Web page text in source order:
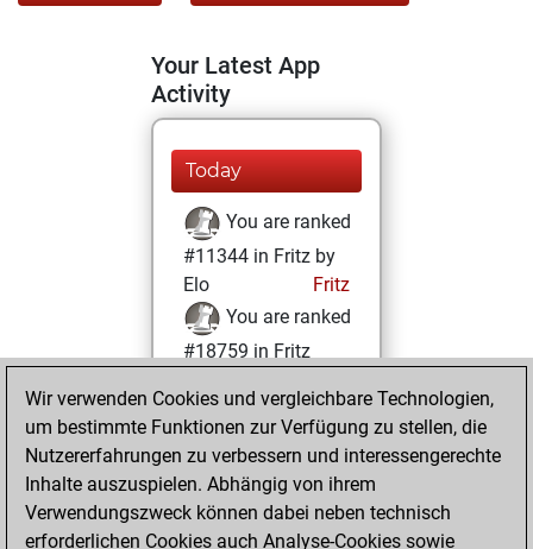
Your Latest App
Activity
Today
You are ranked
#11344 in Fritz by
Elo
Fritz
You are ranked
#18759 in Fritz
Samstag, Mai 14,
2022
You achieved a
BeautyScore of 4
Wir verwenden Cookies und vergleichbare Technologien,
um bestimmte Funktionen zur Verfügung zu stellen, die
Nutzererfahrungen zu verbessern und interessengerechte
Inhalte auszuspielen. Abhängig von ihrem
Verwendungszweck können dabei neben technisch
erforderlichen Cookies auch Analyse-Cookies sowie